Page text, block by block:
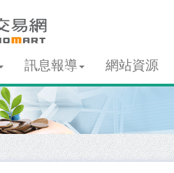
訊息報導 網站資源